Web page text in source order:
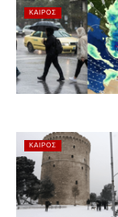
ΚΑΙΡΌΣ
ΚΑΙΡΌΣ